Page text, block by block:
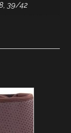
39/42